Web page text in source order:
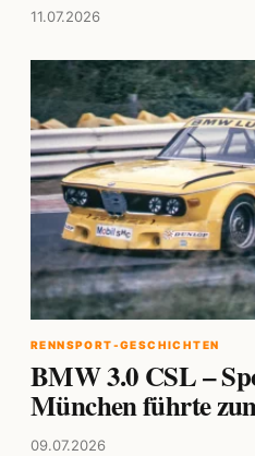
11.07.2026
RENNSPORT-GESCHICHTEN
BMW 3.0 CSL –
München führte
09.07.2026